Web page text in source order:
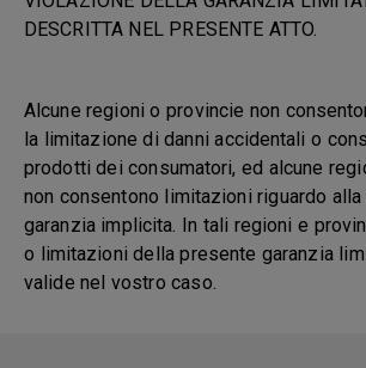
DESCRITTA NEL PRESENTE ATTO.
Alcune regioni o provincie non
la limitazione di danni accidentali o
prodotti dei consumatori, ed alcune
non consentono limitazioni riguardo alla
garanzia implicita. In tali regioni e
o limitazioni della presente garanzia
valide nel vostro caso.